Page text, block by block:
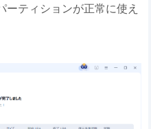
ーティションが正常に使え